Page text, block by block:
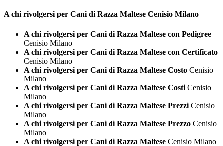
A chi rivolgersi per Cani di Razza Maltese Cenisio Milano
A chi rivolgersi per Cani di Razza Maltese con Pedigree
Cenisio Milano
A chi rivolgersi per Cani di Razza Maltese con Certificato
Cenisio Milano
A chi rivolgersi per Cani di Razza Maltese Costo Cenisio
Milano
A chi rivolgersi per Cani di Razza Maltese Costi Cenisio
Milano
A chi rivolgersi per Cani di Razza Maltese Prezzi Cenisio
Milano
A chi rivolgersi per Cani di Razza Maltese Prezzo Cenisio
Milano
A chi rivolgersi per Cani di Razza Maltese Cenisio Milano